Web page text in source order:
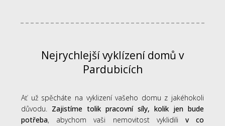
Nejrychlejší vyklízení domů v
Pardubicích
Ať už spěcháte na vyklizení vašeho domu z jakéhokoli
důvodu. Zajistíme tolik pracovní síly, kolik jen bude
potřeba, abychom vaši nemovitost vyklidili v co